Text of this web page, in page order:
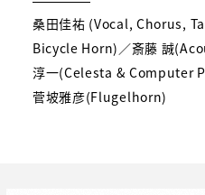
桑田佳祐 (Vocal, Chorus,
Bicycle Horn)／斎藤 誠
淳一(Celesta & Computer
菅坡雅彦(Flugelhorn)